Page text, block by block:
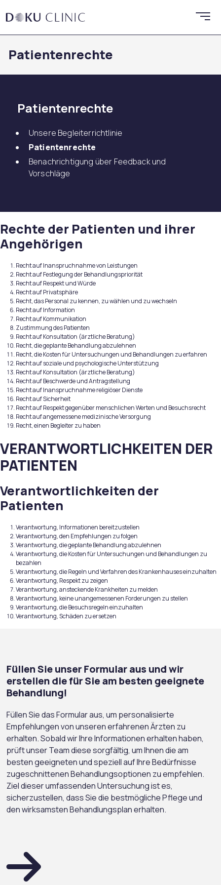
Patientenrechte
Patientenrechte
Unsere Begleiterrichtlinie
Patientenrechte
Benachrichtigung über Feedback und
Vorschläge
Rechte der Patienten und ihrer
Angehörigen
Recht auf Inanspruchnahme von Leistungen
Recht auf Festlegung der Behandlungspriorität
Recht auf Respekt und Würde
Recht auf Privatsphäre
Recht, das Personal zu kennen, zu wählen und zu wechseln
Recht auf Information
Recht auf Kommunikation
Zustimmung des Patienten
Recht auf Konsultation (ärztliche Beratung)
Recht, die geplante Behandlung abzulehnen
Recht, die Kosten für Untersuchungen und Behandlungen zu erfahren
Recht auf soziale und psychologische Unterstützung
Recht auf Konsultation (ärztliche Beratung)
Recht auf Beschwerde und Antragstellung
Recht auf Inanspruchnahme religiöser Dienste
Recht auf Sicherheit
Recht auf Respekt gegenüber menschlichen Werten und Besuchsrecht
Recht auf angemessene medizinische Versorgung
Recht, einen Begleiter zu haben
VERANTWORTLICHKEITEN DER
PATIENTEN
Verantwortlichkeiten der
Patienten
Verantwortung, Informationen bereitzustellen
Verantwortung, den Empfehlungen zu folgen
Verantwortung, die geplante Behandlung abzulehnen
Verantwortung, die Kosten für Untersuchungen und Behandlungen zu
bezahlen
Verantwortung, die Regeln und Verfahren des Krankenhauses einzuhalten
Verantwortung, Respekt zu zeigen
Verantwortung, ansteckende Krankheiten zu melden
Verantwortung, keine unangemessenen Forderungen zu stellen
Verantwortung, die Besuchsregeln einzuhalten
Verantwortung, Schäden zu ersetzen
Füllen Sie unser Formular aus und wir
erstellen die für Sie am besten geeignete
Behandlung!
Füllen Sie das Formular aus, um personalisierte
Empfehlungen von unseren erfahrenen Ärzten zu
erhalten. Sobald wir Ihre Informationen erhalten haben,
prüft unser Team diese sorgfältig, um Ihnen die am
besten geeigneten und speziell auf Ihre Bedürfnisse
zugeschnittenen Behandlungsoptionen zu empfehlen.
Ziel dieser umfassenden Untersuchung ist es,
sicherzustellen, dass Sie die bestmögliche Pflege und
den wirksamsten Behandlungsplan erhalten.